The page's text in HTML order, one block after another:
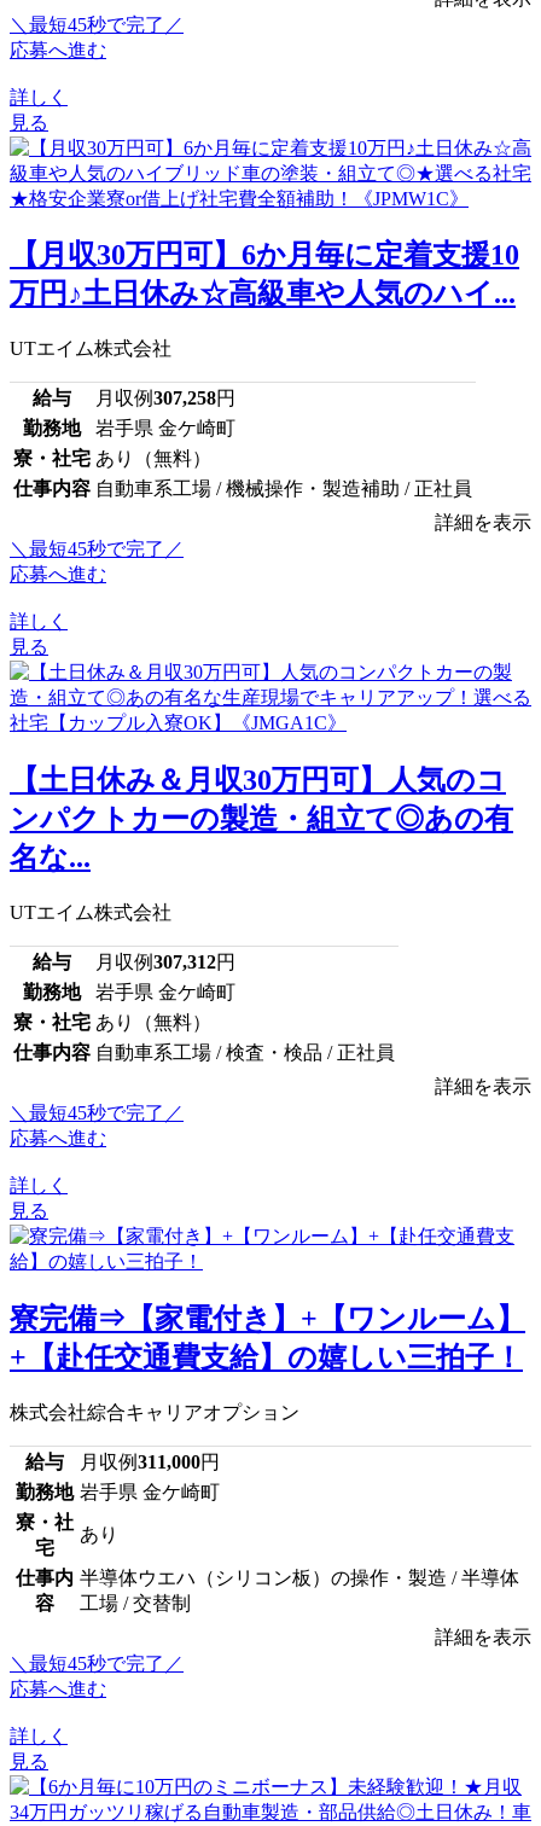
＼最短45秒で完了／
応募へ進む
詳しく
見る
【月収30万円可】6か月毎に定着支援10
万円♪土日休み☆高級車や人気のハイ...
UTエイム株式会社
給与 月収例307,258円
勤務地
岩手県 金ケ崎町
寮・社宅 あり（無料）
仕事内容 自動車系工場 / 機械操作・製造補助 / 正社員
詳細を表示
＼最短45秒で完了／
応募へ進む
詳しく
見る
【土日休み＆月収30万円可】人気のコ
ンパクトカーの製造・組立て◎あの有
名な...
UTエイム株式会社
給与 月収例307,312円
勤務地
岩手県 金ケ崎町
寮・社宅 あり（無料）
仕事内容 自動車系工場 / 検査・検品 / 正社員
詳細を表示
＼最短45秒で完了／
応募へ進む
詳しく
見る
寮完備⇒【家電付き】+【ワンルーム】
+【赴任交通費支給】の嬉しい三拍子！
株式会社綜合キャリアオプション
給与 月収例311,000円
勤務地 岩手県 金ケ崎町
寮・社
宅
あり
仕事内
容
半導体ウエハ（シリコン板）の操作・製造 / 半導体
工場 / 交替制
詳細を表示
＼最短45秒で完了／
応募へ進む
詳しく
見る